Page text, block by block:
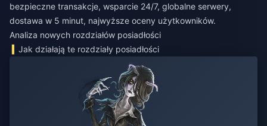
bezpieczne transakcje, wsparcie 24/7, globalne serwery,
dostawa w 5 minut, najwyższe oceny użytkowników.
Analiza nowych rozdziałów posiadłości
Jak działają te rozdziały posiadłości